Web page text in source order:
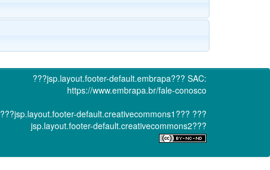
???jsp.layout.footer-default.embrapa??? SAC:
https://www.embrapa.br/fale-conosco
???jsp.layout.footer-default.creativecommons1??? ???
jsp.layout.footer-default.creativecommons2???